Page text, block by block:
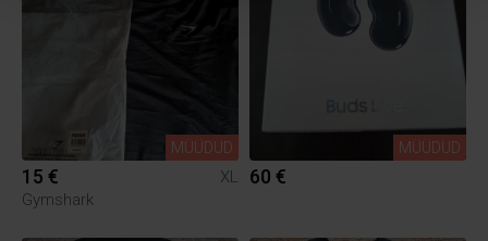
MÜÜDUD
15 €
XL
Gymshark
MÜÜDUD
60 €